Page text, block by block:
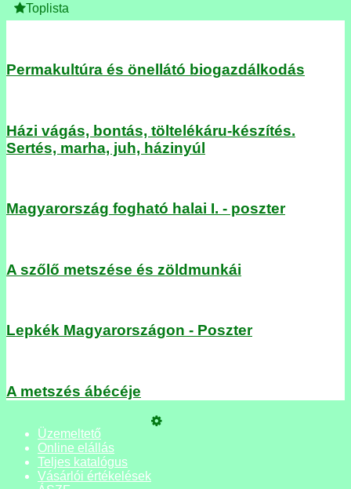
Toplista
Permakultúra és önellátó biogazdálkodás
Házi vágás, bontás, töltelékáru-készítés.
Sertés, marha, juh, házinyúl
Magyarország fogható halai I. - poszter
A szőlő metszése és zöldmunkái
Lepkék Magyarországon - Poszter
A metszés ábécéje
Üzemeltető
Online elállás
Teljes katalógus
Vásárlói értékelések